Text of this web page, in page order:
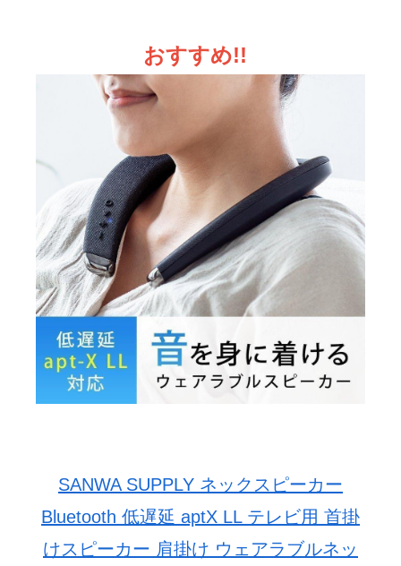
おすすめ!!
SANWA SUPPLY ネックスピーカー
Bluetooth 低遅延 aptX LL テレビ用 首掛
けスピーカー 肩掛け ウェアラブルネッ